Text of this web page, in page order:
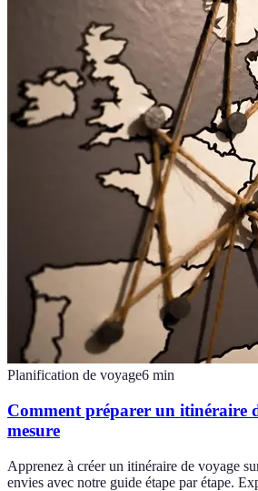
Planification de voyage6 min
Comment préparer un itinéraire
mesure
Apprenez à créer un itinéraire de voyage
envies avec notre guide étape par étape.